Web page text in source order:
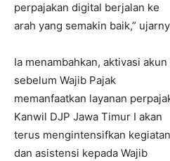
perpajakan digital berjalan ke
arah yang semakin baik,”
Ia menambahkan, aktivasi
sebelum Wajib Pajak
memanfaatkan layanan
Kanwil DJP Jawa Timur I akan
terus mengintensifkan
dan asistensi kepada Wajib